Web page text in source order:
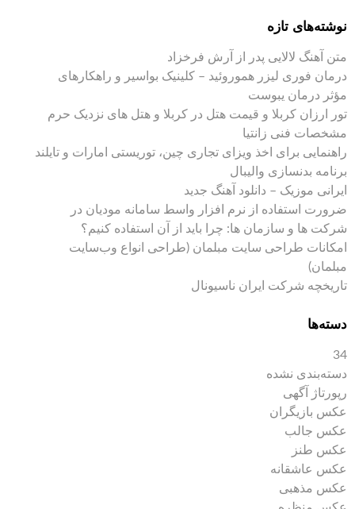
نوشته‌های تازه
متن آهنگ لالایی پدر از آرش فرخزاد
درمان فوری لیزر هموروئید – کلینیک بواسیر و راهکارهای
مؤثر درمان یبوست
تور ارزان کربلا و قیمت هتل در کربلا و هتل های نزدیک حرم
مشخصات فنی زانتیا
راهنمایی برای اخذ ویزای تجاری چین، توریستی امارات و تایلند
برنامه بدنسازی والیبال
ایرانی موزیک – دانلود آهنگ جدید
ضرورت استفاده از نرم افزار واسط سامانه مودیان در
شرکت ها و سازمان ها: چرا باید از آن استفاده کنیم؟
امکانات طراحی سایت مبلمان (طراحی انواع وب‌سایت
مبلمان)
تاریخچه شرکت ایران ناسیونال
دسته‌ها
34
دسته‌بندی نشده
رپورتاژ آگهی
عکس بازیگران
عکس جالب
عکس طنز
عکس عاشقانه
عکس مذهبی